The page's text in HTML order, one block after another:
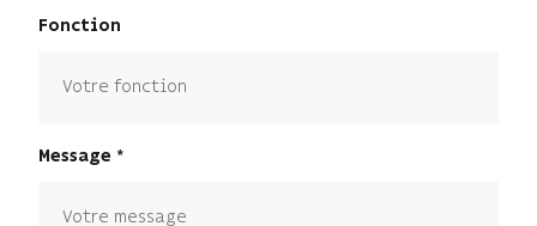
Fonction
Message